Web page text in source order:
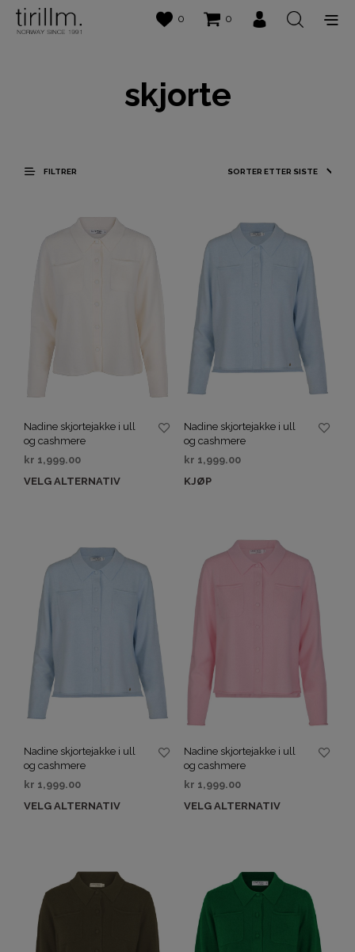
0 0
skjorte
FILTRER
Nadine skjortejakke i ull
og cashmere
kr 1,999.00
VELG ALTERNATIV
Nadine skjortejakke i ull
og cashmere
kr 1,999.00
KJØP
Nadine skjortejakke i ull
og cashmere
kr 1,999.00
VELG ALTERNATIV
Nadine skjortejakke i ull
og cashmere
kr 1,999.00
VELG ALTERNATIV